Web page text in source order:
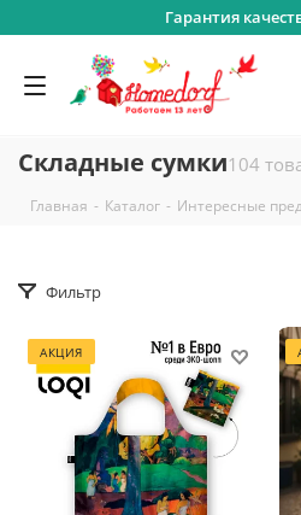
Гарантия
Складные сумки104
Главная - Каталог - Интересные
Фильтр
АКЦИЯ